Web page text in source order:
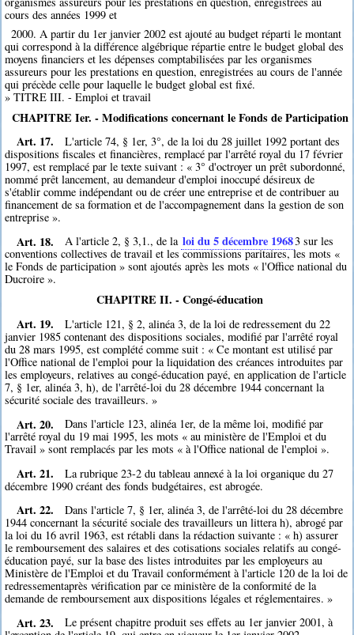
cours des années 1999 et
2000. A partir du 1er janvier 2002 est ajouté au budget réparti le montant
qui correspond à la différence algébrique répartie entre le budget global des
moyens financiers et les dépenses comptabilisées par les organismes
assureurs pour les prestations en question, enregistrées au cours de l'année
qui précède celle pour laquelle le budget global est fixé.
» TITRE III. - Emploi et travail
CHAPITRE Ier. - Modifications concernant le Fonds de Participation
Art. 17.
L'article 74, § 1er, 3°, de la loi du 28 juillet 1992 portant des
dispositions fiscales et financières, remplacé par l'arrêté royal du 17 février
1997, est remplacé par le texte suivant : « 3° d'octroyer un prêt subordonné,
nommé prêt lancement, au demandeur d'emploi inoccupé désireux de
s'établir comme indépendant ou de créer une entreprise et de contribuer au
financement de sa formation et de l'accompagnement dans la gestion de son
entreprise ».
Art. 18. A l'article 2, § 3,1., de la loi du 5 décembre 19683 sur les
conventions collectives de travail et les commissions paritaires, les mots «
le Fonds de participation » sont ajoutés après les mots « l'Office national du
Ducroire ».
CHAPITRE II. - Congé-éducation
Art. 19.
L'article 121, § 2, alinéa 3, de la loi de redressement du 22
janvier 1985 contenant des dispositions sociales, modifié par l'arrêté royal
du 28 mars 1995, est complété comme suit : « Ce montant est utilisé par
l'Office national de l'emploi pour la liquidation des créances introduites par
les employeurs, relatives au congé-éducation payé, en application de l'article
7, § 1er, alinéa 3, h), de l'arrêté-loi du 28 décembre 1944 concernant la
sécurité sociale des travailleurs. »
Art. 20.
Dans l'article 123, alinéa 1er, de la même loi, modifié par
l'arrêté royal du 19 mai 1995, les mots « au ministère de l'Emploi et du
Travail » sont remplacés par les mots « à l'Office national de l'emploi ».
Art. 21.
La rubrique 23-2 du tableau annexé à la loi organique du 27
décembre 1990 créant des fonds budgétaires, est abrogée.
Art. 22.
Dans l'article 7, § 1er, alinéa 3, de l'arrêté-loi du 28 décembre
1944 concernant la sécurité sociale des travailleurs un littera h), abrogé par
la loi du 16 avril 1963, est rétabli dans la rédaction suivante : « h) assurer
le remboursement des salaires et des cotisations sociales relatifs au congé-
éducation payé, sur la base des listes introduites par les employeurs au
Ministère de l'Emploi et du Travail conformément à l'article 120 de la loi de
redressementaprès vérification par ce ministère de la conformité de la
demande de remboursement aux dispositions légales et réglementaires. »
Art. 23.
Le présent chapitre produit ses effets au 1er janvier 2001, à